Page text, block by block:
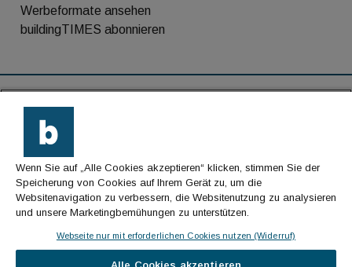
Werbeformate ansehen
buildingTIMES abonnieren
Kontakt
Impressum
Datenschutz
Wenn Sie auf „Alle Cookies akzeptieren“ klicken, stimmen Sie der
Speicherung von Cookies auf Ihrem Gerät zu, um die
Websitenavigation zu verbessern, die Websitenutzung zu analysieren
und unsere Marketingbemühungen zu unterstützen.
Webseite nur mit erforderlichen Cookies nutzen (Widerruf)